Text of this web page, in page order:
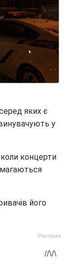
яких є
у
концерти
його